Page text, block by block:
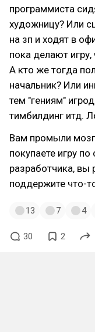
программиста
художницу? Или
на зп и ходят в
пока делают
А кто же тогда
начальник? Или
тем "гениям"
тимбилдинг итд.
Вам промыли
покупаете игру
разработчика, вы
поддержите что-
13 7 4
30 2